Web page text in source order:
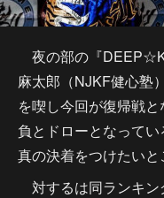
夜の部の『
麻太郎（NJKF健心塾
を喫し今回が復帰戦
負とドローとなって
真の決着をつけたいと
対するは同ランキ